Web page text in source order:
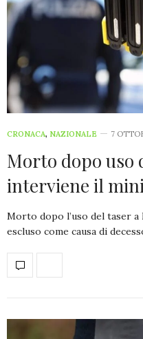
CRONACA, NAZIONALE 7
Morto dopo uso
interviene il
Morto dopo l’uso del taser a
escluso come causa di